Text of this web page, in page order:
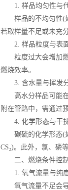
1. 样品均匀性与
样品的不均匀性(如
若取样量不足或未充
2. 样品粒度与表
粒度过大会增加燃
燃烧效率。
3. 含水量与挥发
高水分样品可能在
附在管路中，需通过
4. 化学形态与干
碳硫的化学形态(如
CS₂)。此外，氯、磷
二、燃烧条件控
1. 氧气流量与纯
氧气流量不足会导